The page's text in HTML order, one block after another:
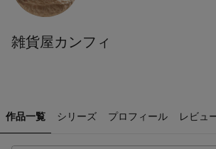
雑貨屋カンフィ
作品一覧 シリーズ プロフィール レビュ